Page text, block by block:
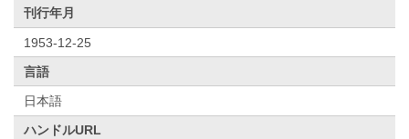
刊行年月
1953-12-25
言語
日本語
ハンドルURL